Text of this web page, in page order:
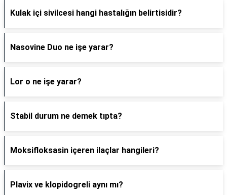
Kulak içi sivilcesi hangi hastalığın belirtisidir?
Nasovine Duo ne işe yarar?
Lor o ne işe yarar?
Stabil durum ne demek tıpta?
Moksifloksasin içeren ilaçlar hangileri?
Plavix ve klopidogreli aynı mı?